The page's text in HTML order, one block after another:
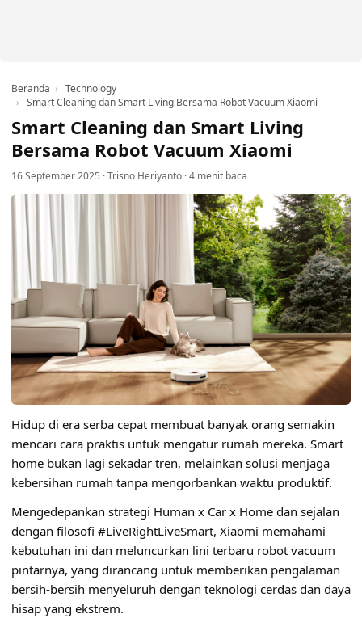
Beranda
Technology
Smart Cleaning dan Smart Living Bersama Robot Vacuum Xiaomi
Smart Cleaning dan Smart Living
Bersama Robot Vacuum Xiaomi
16 September 2025 ·Trisno Heriyanto ·4 menit baca
Hidup di era serba cepat membuat banyak orang semakin
mencari cara praktis untuk mengatur rumah mereka. Smart
home bukan lagi sekadar tren, melainkan solusi menjaga
kebersihan rumah tanpa mengorbankan waktu produktif.
Mengedepankan strategi Human x Car x Home dan sejalan
dengan filosofi #LiveRightLiveSmart, Xiaomi memahami
kebutuhan ini dan meluncurkan lini terbaru robot vacuum
pintarnya, yang dirancang untuk memberikan pengalaman
bersih-bersih menyeluruh dengan teknologi cerdas dan daya
hisap yang ekstrem.